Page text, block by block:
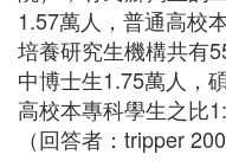
1.57萬人，普通高校
培養研究生機構共有
中博士生1.75萬人，
高校本專科學生之比
（回答者：tripper